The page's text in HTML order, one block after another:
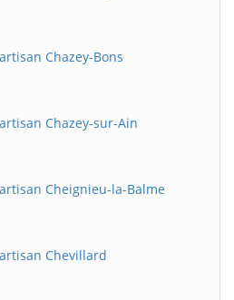
Chazey-Bons
Chazey-sur-Ain
Cheignieu-la-Balme
Chevillard